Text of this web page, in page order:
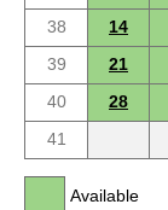
38
14
39
21
40
28
41
Available